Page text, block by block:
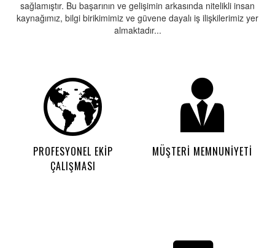
sağlamıştır. Bu başarının ve gelişimin arkasında nitelikli insan
kaynağımız, bilgi birikimimiz ve güvene dayalı iş ilişkilerimiz yer
almaktadır...
PROFESYONEL EKİP
ÇALIŞMASI
MÜŞTERİ MEMNUNİYETİ